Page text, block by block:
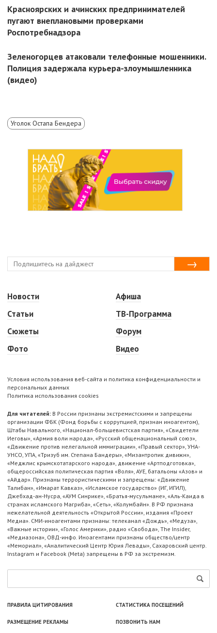
Красноярских и ачинских предпринимателей
пугают внеплановыми проверками
Роспотребнадзора
Зеленогорцев атаковали телефонные мошенники.
Полиция задержала курьера-злоумышленника
(видео)
Уголок Остапа Бендера
Новости
Статьи
Сюжеты
Фото
Афиша
ТВ-Программа
Форум
Видео
Условия использования веб-сайта и политика конфиденциальности и
персональных данных
Политика использования cookies
Для читателей: В России признаны экстремистскими и запрещены
организации ФБК (Фонд борьбы с коррупцией, признан иноагентом),
Штабы Навального, «Национал-большевистская партия», «Свидетели
Иеговы», «Армия воли народа», «Русский общенациональный союз»,
«Движение против нелегальной иммиграции», «Правый сектор», УНА-
УНСО, УПА, «Тризуб им. Степана Бандеры», «Мизантропик дивижн»,
«Меджлис крымскотатарского народа», движение «Артподготовка»,
общероссийская политическая партия «Воля», АУЕ, батальоны «Азов» и
«Айдар». Признаны террористическими и запрещены: «Движение
Талибан», «Имарат Кавказ», «Исламское государство» (ИГ, ИГИЛ),
Джебхад-ан-Нусра, «АУМ Синрике», «Братья-мусульмане», «Аль-Каида в
странах исламского Магриба», «Сеть», «Колумбайн». В РФ признана
нежелательной деятельность «Открытой России», издания «Проект
Медиа». СМИ-иноагентами признаны: телеканал «Дождь», «Медуза»,
«Важные истории», «Голос Америки», радио «Свобода», The Insider,
«Медиазона», ОВД-инфо. Иноагентами признаны общество/центр
«Мемориал», «Аналитический Центр Юрия Левады», Сахаровский центр.
Instagram и Facebook (Metа) запрещены в РФ за экстремизм.
ПРАВИЛА ЦИТИРОВАНИЯ СТАТИСТИКА ПОСЕЩЕНИЙ
РАЗМЕЩЕНИЕ РЕКЛАМЫ ПОЗВОНИТЬ НАМ